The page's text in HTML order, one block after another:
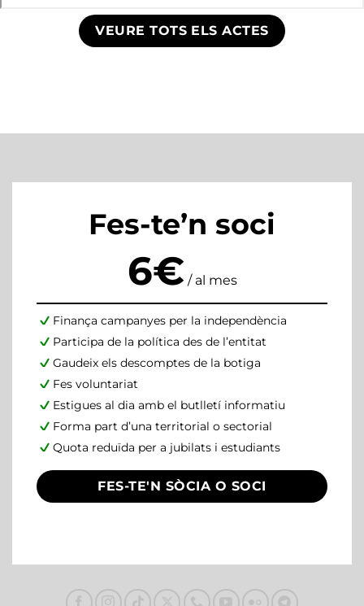
VEURE TOTS ELS ACTES
Fes-te’n soci
6€ / al mes
Finança campanyes per la independència
Participa de la política des de l’entitat
Gaudeix els descomptes de la botiga
Fes voluntariat
Estigues al dia amb el butlletí informatiu
Forma part d’una territorial o sectorial
Quota reduïda per a jubilats i estudiants
FES-TE'N SÒCIA O SOCI